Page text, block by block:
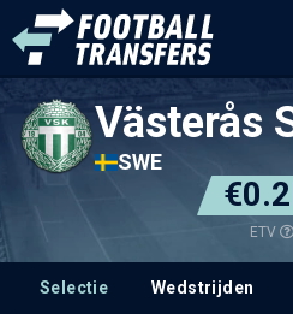
Västerås
SWE
ETV
Selectie Wedstrijden